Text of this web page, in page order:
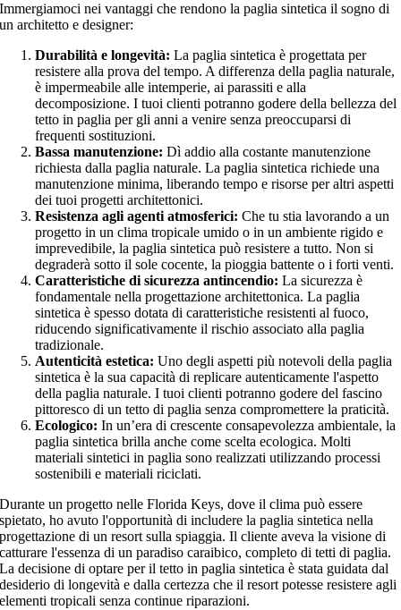
Immergiamoci nei vantaggi che rendono la paglia sintetica il sogno di
un architetto e designer:
Durabilità e longevità: La paglia sintetica è progettata per
resistere alla prova del tempo. A differenza della paglia naturale,
è impermeabile alle intemperie, ai parassiti e alla
decomposizione. I tuoi clienti potranno godere della bellezza del
tetto in paglia per gli anni a venire senza preoccuparsi di
frequenti sostituzioni.
Bassa manutenzione: Dì addio alla costante manutenzione
richiesta dalla paglia naturale. La paglia sintetica richiede una
manutenzione minima, liberando tempo e risorse per altri aspetti
dei tuoi progetti architettonici.
Resistenza agli agenti atmosferici: Che tu stia lavorando a un
progetto in un clima tropicale umido o in un ambiente rigido e
imprevedibile, la paglia sintetica può resistere a tutto. Non si
degraderà sotto il sole cocente, la pioggia battente o i forti venti.
Caratteristiche di sicurezza antincendio: La sicurezza è
fondamentale nella progettazione architettonica. La paglia
sintetica è spesso dotata di caratteristiche resistenti al fuoco,
riducendo significativamente il rischio associato alla paglia
tradizionale.
Autenticità estetica: Uno degli aspetti più notevoli della paglia
sintetica è la sua capacità di replicare autenticamente l'aspetto
della paglia naturale. I tuoi clienti potranno godere del fascino
pittoresco di un tetto di paglia senza compromettere la praticità.
Ecologico: In un’era di crescente consapevolezza ambientale, la
paglia sintetica brilla anche come scelta ecologica. Molti
materiali sintetici in paglia sono realizzati utilizzando processi
sostenibili e materiali riciclati.
Durante un progetto nelle Florida Keys, dove il clima può essere
spietato, ho avuto l'opportunità di includere la paglia sintetica nella
progettazione di un resort sulla spiaggia. Il cliente aveva la visione di
catturare l'essenza di un paradiso caraibico, completo di tetti di paglia.
La decisione di optare per il tetto in paglia sintetica è stata guidata dal
desiderio di longevità e dalla certezza che il resort potesse resistere agli
elementi tropicali senza continue riparazioni.